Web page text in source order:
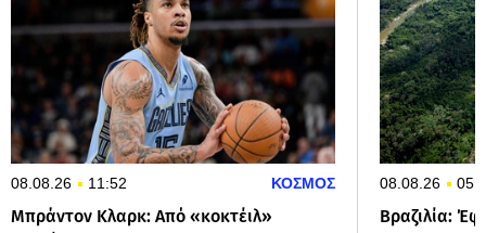
08.08.26 11:52 ΚΟΣΜΟΣ
Μπράντον Κλαρκ: Από «κοκτέιλ»
08.08.26
Βραζιλία: